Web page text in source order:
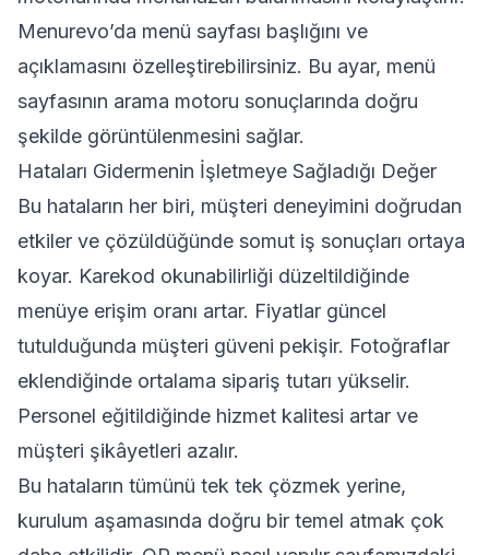
Menurevo’da menü sayfası başlığını ve
açıklamasını özelleştirebilirsiniz. Bu ayar, menü
sayfasının arama motoru sonuçlarında doğru
şekilde görüntülenmesini sağlar.
Hataları Gidermenin İşletmeye Sağladığı Değer
Bu hataların her biri, müşteri deneyimini doğrudan
etkiler ve çözüldüğünde somut iş sonuçları ortaya
koyar. Karekod okunabilirliği düzeltildiğinde
menüye erişim oranı artar. Fiyatlar güncel
tutulduğunda müşteri güveni pekişir. Fotoğraflar
eklendiğinde ortalama sipariş tutarı yükselir.
Personel eğitildiğinde hizmet kalitesi artar ve
müşteri şikâyetleri azalır.
Bu hataların tümünü tek tek çözmek yerine,
kurulum aşamasında doğru bir temel atmak çok